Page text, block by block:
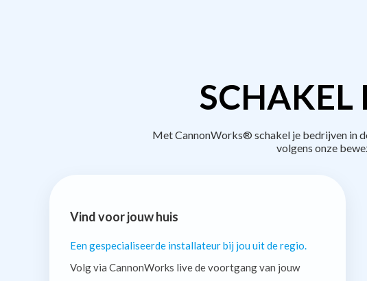
SCHAKEL
Met CannonWorks® schakel je bedrijven in
volgens onze
Vind voor jouw huis
Een gespecialiseerde installateur bij jou uit de regio.
Volg via CannonWorks live de voortgang van jouw